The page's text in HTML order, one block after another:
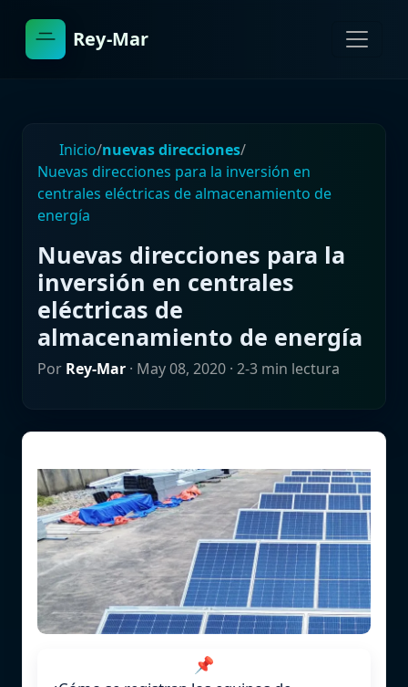
Rey-Mar
Inicio/nuevas direcciones/
Nuevas direcciones para la inversión en
centrales eléctricas de almacenamiento de
energía
Nuevas direcciones para la
inversión en centrales
eléctricas de
almacenamiento de energía
Por Rey-Mar · May 08, 2020 · 2-3 min lectura
📌